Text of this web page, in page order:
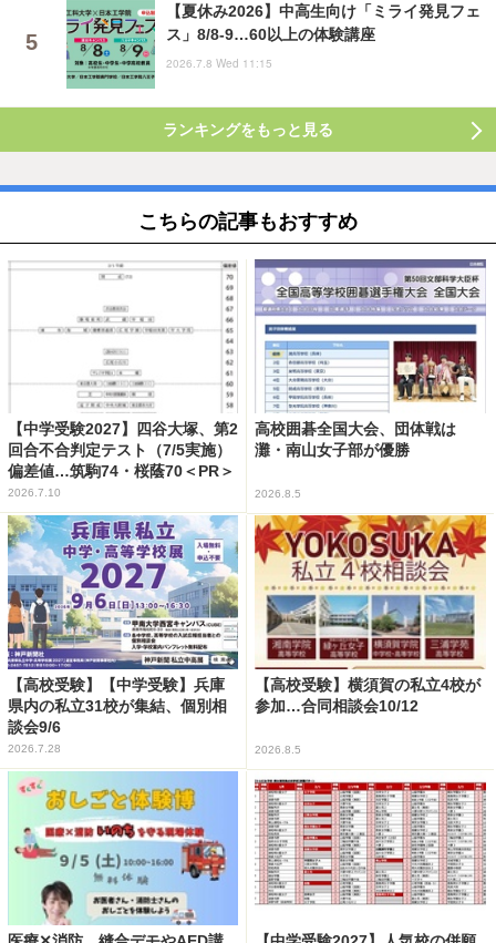
【夏休み2026】中高生向け「ミライ発見フェ
ス」8/8-9…60以上の体験講座
2026.7.8 Wed 11:15
ランキングをもっと見る
こちらの記事もおすすめ
【中学受験2027】四谷大塚、第2
回合不合判定テスト（7/5実施）
偏差値…筑駒74・桜蔭70＜PR＞
2026.7.10
高校囲碁全国大会、団体戦は
灘・南山女子部が優勝
2026.8.5
【高校受験】【中学受験】兵庫
県内の私立31校が集結、個別相
談会9/6
2026.7.28
【高校受験】横須賀の私立4校が
参加…合同相談会10/12
2026.8.5